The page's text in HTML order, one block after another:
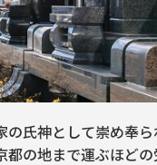
氏神として崇め奉
の地まで運ぶほど